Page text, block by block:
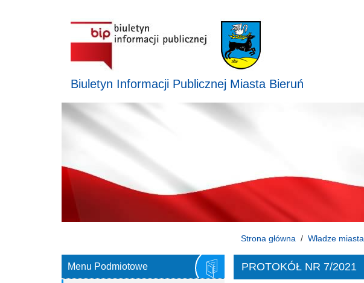
Biuletyn Informacji Publicznej Miasta Bieruń
Strona główna Władze miasta
PROTOKÓŁ NR 7/2021
Menu Podmiotowe